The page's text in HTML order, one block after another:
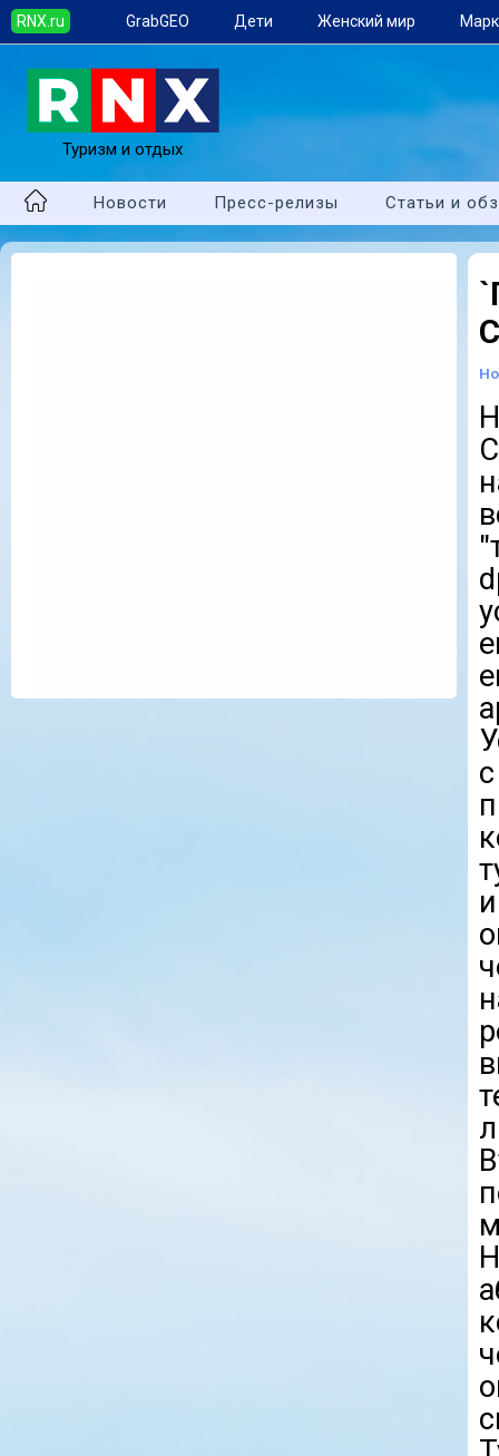
RNX.ru GrabGEO Дети Женский мир
Туризм и отдых
Новости Пресс-релизы Статьи и